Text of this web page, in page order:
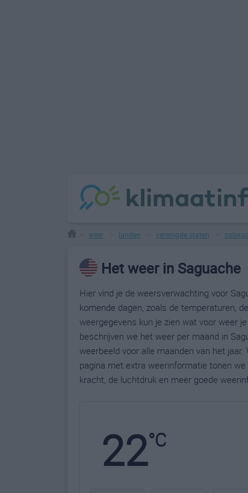
weer landen verenigde staten
Het weer in Saguache
Hier vind je de weersverwachting voor
komende dagen, zoals de temperaturen,
weergegevens kun je zien wat voor weer
beschrijven we het weer per maand in
weerbeeld voor alle maanden van het
pagina met extra weerinformatie tonen
kracht, de luchtdruk en meer goede
22°C